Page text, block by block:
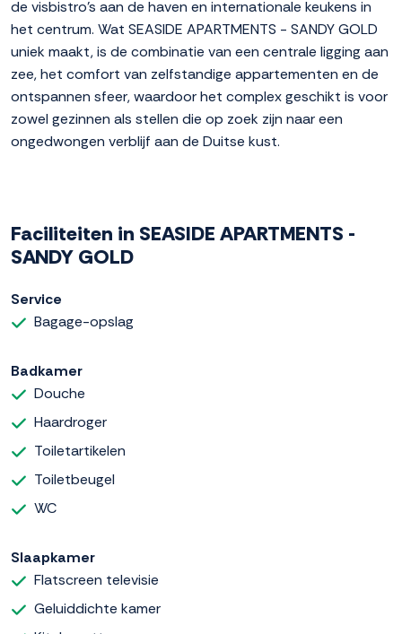
de visbistro's aan de haven en internationale keukens in
het centrum. Wat SEASIDE APARTMENTS - SANDY GOLD
uniek maakt, is de combinatie van een centrale ligging aan
zee, het comfort van zelfstandige appartementen en de
ontspannen sfeer, waardoor het complex geschikt is voor
zowel gezinnen als stellen die op zoek zijn naar een
ongedwongen verblijf aan de Duitse kust.
Faciliteiten in SEASIDE APARTMENTS -
SANDY GOLD
Service
Bagage-opslag
Badkamer
Douche
Haardroger
Toiletartikelen
Toiletbeugel
WC
Slaapkamer
Flatscreen televisie
Geluiddichte kamer